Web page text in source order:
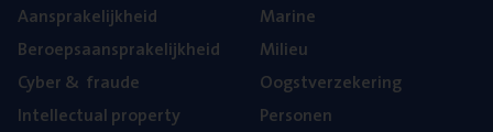
Aan­spra­ke­lijk­heid
Beroeps­aan­spra­ke­lijk­heid
Cyber& fraude
Intel­lec­tu­al property
Mari­ne
Mili­eu
Oogst­ver­ze­ke­ring
Per­so­nen